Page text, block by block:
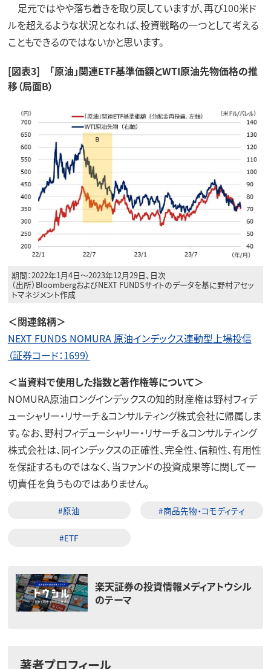
足元ではやや落ち着きを取り戻していますが、再び100米ド
ルを超えるような状況となれば、投資戦略の一つとして考える
こともできるのではないかと思います。
[図表3] 「原油」関連ETF基準価額とWTI原油先物価格の推
移（局面B）
期間：2022年1月4日～2023年12月29日、日次
（出所）BloombergおよびNEXT FUNDSサイトのデータを基に野村アセッ
トマネジメント作成
＜関連銘柄＞
NEXT FUNDS NOMURA 原油インデックス連動型上場投信
（証券コード：1699）
＜当資料で使用した指数と著作権等について＞
NOMURA原油ロングインデックスの知的財産権は野村フィデ
ューシャリー・リサーチ＆コンサルティング株式会社に帰属しま
す。なお、野村フィデューシャリー・リサーチ＆コンサルティング
株式会社は、同インデックスの正確性、完全性、信頼性、有用性
を保証するものではなく、当ファンドの投資成果等に関して一
切責任を負うものではありません。
#原油 #商品先物・コモディティ
#ETF
楽天証券の投資情報メディアトウシル
のテーマ
著者プロフィール